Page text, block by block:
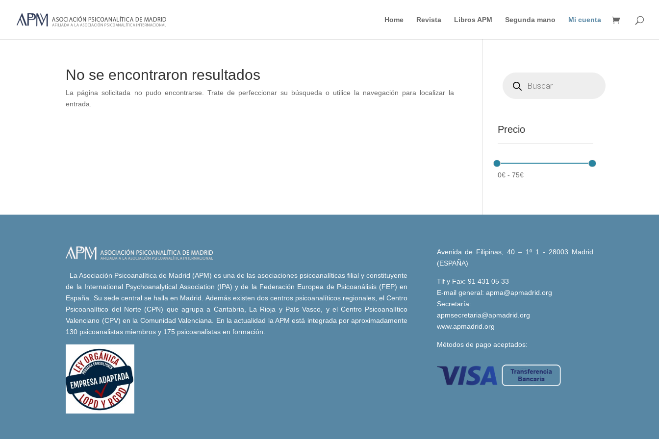
Home Revista Libros APM Segunda mano Mi cuenta
productos
No se encontraron resultados
La página solicitada no pudo encontrarse. Trate de perfeccionar su búsqueda o utilice la navegación para localizar la
entrada.
productos
Precio
0€ -75€
La Asociación Psicoanalítica de Madrid (APM) es una de las asociaciones psicoanalíticas filial y constituyente
de la International Psychoanalytical Association (IPA) y de la Federación Europea de Psicoanálisis (FEP) en
España. Su sede central se halla en Madrid. Además existen dos centros psicoanalíticos regionales, el Centro
Psicoanalítico del Norte (CPN) que agrupa a Cantabria, La Rioja y País Vasco, y el Centro Psicoanalítico
Valenciano (CPV) en la Comunidad Valenciana. En la actualidad la APM está integrada por aproximadamente
130 psicoanalistas miembros y 175 psicoanalistas en formación.
Avenida de Filipinas, 40 – 1º 1 - 28003 Madrid
(ESPAÑA)
Tlf y Fax: 91 431 05 33
E-mail general: apma@apmadrid.org
Secretaría:
apmsecretaria@apmadrid.org
www.apmadrid.org
Métodos de pago aceptados: